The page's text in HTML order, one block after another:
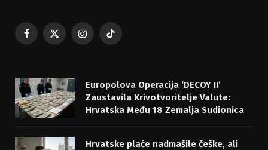
Facebook
X
Instagram
TikTok
Europolova Operacija ‘DECOY II’
Zaustavila Krivotvoritelje Valute:
Hrvatska Među 18 Zemalja Sudionica
Hrvatske plaće nadmašile češke, ali